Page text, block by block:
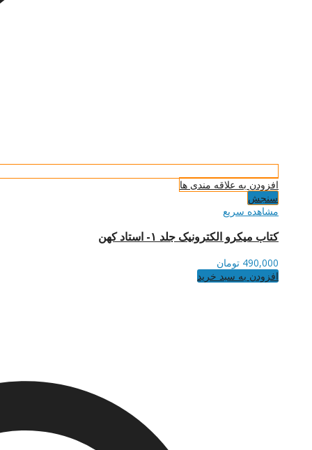
افزودن به علاقه مندی ها
سنجش
مشاهده سریع
کتاب میکرو الکترونیک جلد ۱- استاد کهن
490,000 تومان
افزودن به سبد خرید